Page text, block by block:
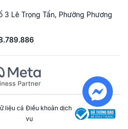
3 Lê Trọng Tấn, Phường Phương
liệu cá Điều khoản dịch
vụ